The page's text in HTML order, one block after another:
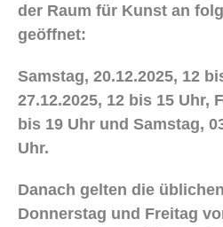
der Raum für Kunst an
geöffnet:
Samstag, 20.12.2025, 12
27.12.2025, 12 bis 15 Uhr,
bis 19 Uhr und Samstag,
Uhr.
Danach gelten die
Donnerstag und Freitag